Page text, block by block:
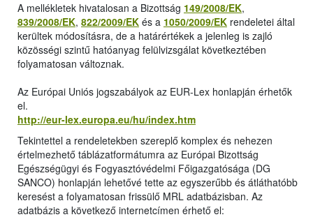
A mellékletek hivatalosan a Bizottság 149/2008/EK,
839/2008/EK, 822/2009/EK és a 1050/2009/EK rendeletei által
kerültek módosításra, de a határértékek a jelenleg is zajló
közösségi szintű hatóanyag felülvizsgálat következtében
folyamatosan változnak.
Az Európai Uniós jogszabályok az EUR-Lex honlapján érhetők
el.
http://eur-lex.europa.eu/hu/index.htm
Tekintettel a rendeletekben szereplő komplex és nehezen
értelmezhető táblázatformátumra az Európai Bizottság
Egészségügyi és Fogyasztóvédelmi Főigazgatósága (DG
SANCO) honlapján lehetővé tette az egyszerűbb és átláthatóbb
keresést a folyamatosan frissülő MRL adatbázisban. Az
adatbázis a következő internetcímen érhető el: